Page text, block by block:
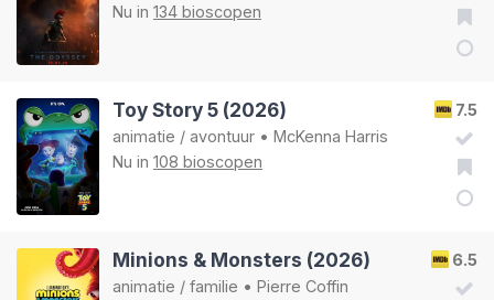
Nu in 134 bioscopen
7.5
Toy Story 5 (2026)
animatie / avontuur • McKenna Harris
Nu in 108 bioscopen
6.5
Minions & Monsters (2026)
animatie / familie • Pierre Coffin